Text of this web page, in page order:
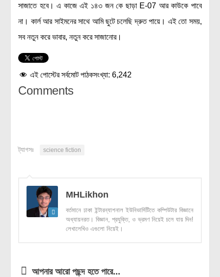
সাজাতে হবে। এ কাজে এই ১৪৩ জন কে ছাড়া E-07 আর কাউকে পাবে
না। কার্ল আর সাইমনের সাথে আমি ছুটে চলেছি দ্রুত পায়ে। এই তো সময়,
সব নতুন করে ভাবার, নতুন করে সাজানোর।
এই পোস্টের সর্বমোট পাঠকসংখ্যা:6,242
Comments
ট্যাগসঃ science fiction
MHLikhon
বর্তমানে ঢাকা ইন্টারন্যাশনাল ইউনিভার্সিটিতে কম্পিউটার বিজ্ঞানে
অধ্যায়নরত। বিজ্ঞান, প্রযুক্তি, ও ভ্রমণ নিয়েই চলে যায় দিন!
লেখালেখিও এগুলো নিয়েই।
আপনার আরো পছন্দ হতে পারে...